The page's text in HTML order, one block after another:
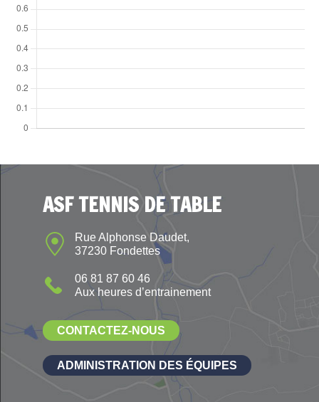
ASF TENNIS DE TABLE
Rue Alphonse Daudet,
37230 Fondettes
06 81 87 60 46
Aux heures d’entrainement
CONTACTEZ-NOUS
ADMINISTRATION DES ÉQUIPES